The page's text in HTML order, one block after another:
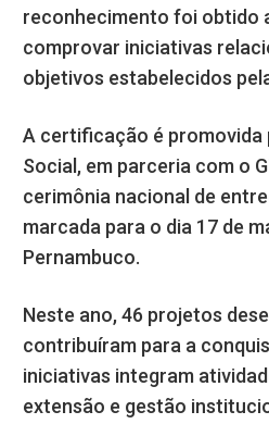
reconhecimento foi obtido
comprovar iniciativas
objetivos estabelecidos
A certificação é promovida
Social, em parceria com o
cerimônia nacional de
marcada para o dia 17 de
Pernambuco.
Neste ano, 46 projetos
contribuíram para a
iniciativas integram
extensão e gestão